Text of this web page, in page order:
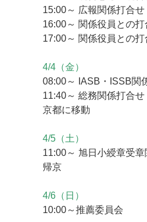
15:00～ 広報関係打合
16:00～ 関係役員と
17:00～ 関係役員との
4/4（金）
08:00～ IASB・ISSB関
11:40～ 総務関係打合
京都に移動
4/5（土）
11:00～ 旭日小綬章受
帰京
4/6（日）
10:00～推薦委員会